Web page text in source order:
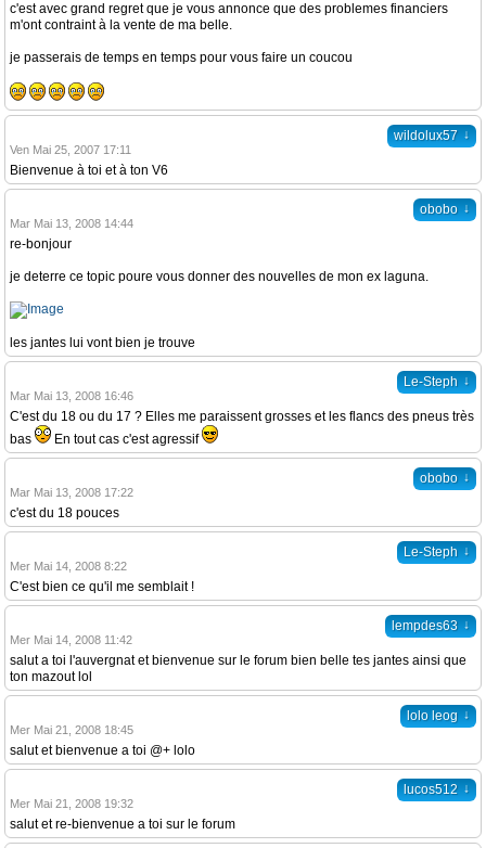
c'est avec grand regret que je vous annonce que des problemes financiers
m'ont contraint à la vente de ma belle.
je passerais de temps en temps pour vous faire un coucou
wildolux57 ↓
Ven Mai 25, 2007 17:11
Bienvenue à toi et à ton V6
obobo ↓
Mar Mai 13, 2008 14:44
re-bonjour
je deterre ce topic poure vous donner des nouvelles de mon ex laguna.
les jantes lui vont bien je trouve
Le-Steph ↓
Mar Mai 13, 2008 16:46
C'est du 18 ou du 17 ? Elles me paraissent grosses et les flancs des pneus très
bas
En tout cas c'est agressif
obobo ↓
Mar Mai 13, 2008 17:22
c'est du 18 pouces
Le-Steph ↓
Mer Mai 14, 2008 8:22
C'est bien ce qu'il me semblait !
lempdes63 ↓
Mer Mai 14, 2008 11:42
salut a toi l'auvergnat et bienvenue sur le forum bien belle tes jantes ainsi que
ton mazout lol
lolo leog ↓
Mer Mai 21, 2008 18:45
salut et bienvenue a toi @+ lolo
lucos512 ↓
Mer Mai 21, 2008 19:32
salut et re-bienvenue a toi sur le forum